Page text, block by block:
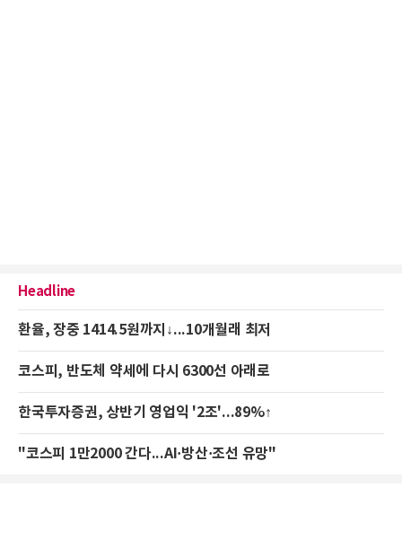
Headline
환율, 장중 1414.5원까지↓...10개월래 최저
코스피, 반도체 약세에 다시 6300선 아래로
한국투자증권, 상반기 영업익 '2조'...89%↑
"코스피 1만2000 간다...AI·방산·조선 유망"